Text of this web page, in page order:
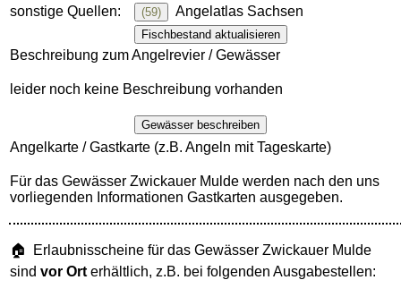
sonstige Quellen:
(59) Angelatlas Sachsen
Fischbestand aktualisieren
Beschreibung zum Angelrevier / Gewässer
leider noch keine Beschreibung vorhanden
Gewässer beschreiben
Angelkarte / Gastkarte (z.B. Angeln mit Tageskarte)
Für das Gewässer Zwickauer Mulde werden nach den uns
vorliegenden Informationen Gastkarten ausgegeben.
🏠 Erlaubnisscheine für das Gewässer Zwickauer Mulde
sind vor Ort erhältlich, z.B. bei folgenden Ausgabestellen: